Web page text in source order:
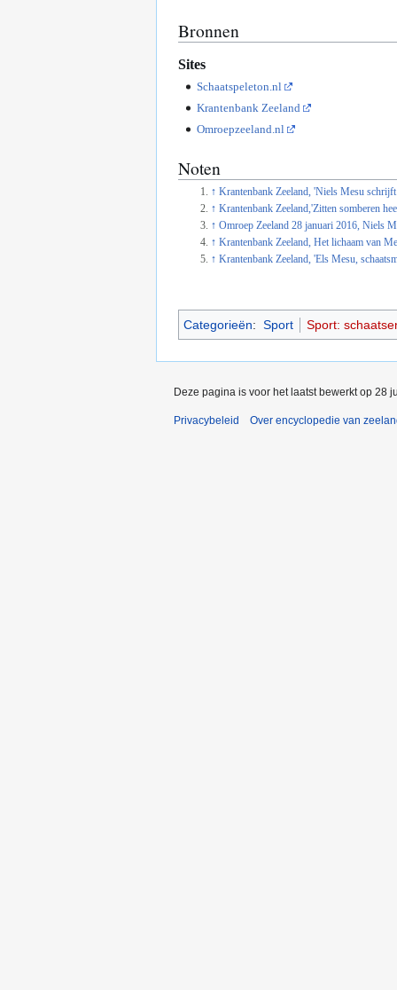
Bronnen
Sites
Schaatspeleton.nl
Krantenbank Zeeland
Omroepzeeland.nl
Noten
↑ Krantenbank Zeeland, 'Niels Mesu
↑ Krantenbank Zeeland,'Zitten somberen
↑ Omroep Zeeland 28 januari 2016, Niels
↑ Krantenbank Zeeland, Het lichaam van
↑ Krantenbank Zeeland, 'Els Mesu,
Categorieën: Sport Sport:
Deze pagina is voor het laatst bewerkt op 28
Privacybeleid Over encyclopedie van